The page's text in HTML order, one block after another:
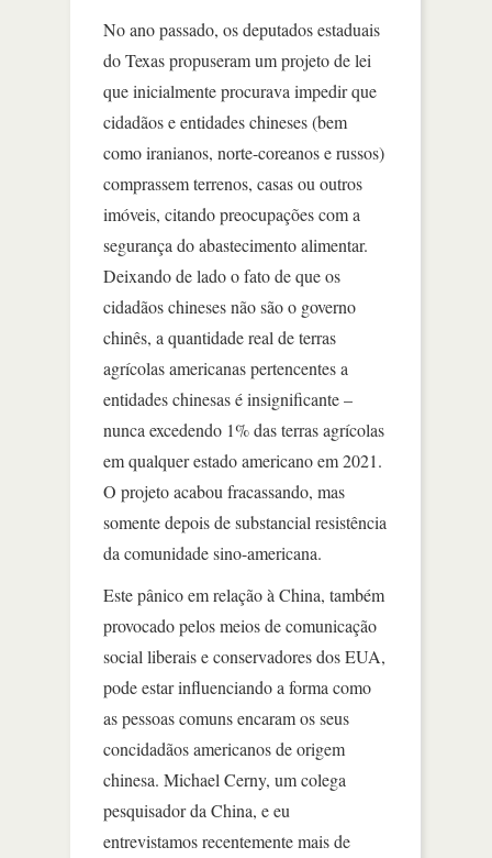
No ano passado, os deputados estaduais
do Texas propuseram um projeto de lei
que inicialmente procurava impedir que
cidadãos e entidades chineses (bem
como iranianos, norte-coreanos e russos)
comprassem terrenos, casas ou outros
imóveis, citando preocupações com a
segurança do abastecimento alimentar.
Deixando de lado o fato de que os
cidadãos chineses não são o governo
chinês, a quantidade real de terras
agrícolas americanas pertencentes a
entidades chinesas é insignificante –
nunca excedendo 1% das terras agrícolas
em qualquer estado americano em 2021.
O projeto acabou fracassando, mas
somente depois de substancial resistência
da comunidade sino-americana.
Este pânico em relação à China, também
provocado pelos meios de comunicação
social liberais e conservadores dos EUA,
pode estar influenciando a forma como
as pessoas comuns encaram os seus
concidadãos americanos de origem
chinesa. Michael Cerny, um colega
pesquisador da China, e eu
entrevistamos recentemente mais de